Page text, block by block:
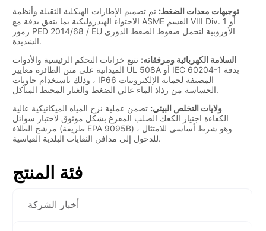
فئة المنتج
أخبار الشركة